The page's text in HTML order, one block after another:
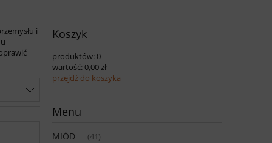
i
Koszyk
produktów:0
wartość:0,00 zł
przejdź do koszyka
Menu
MIÓD (41)